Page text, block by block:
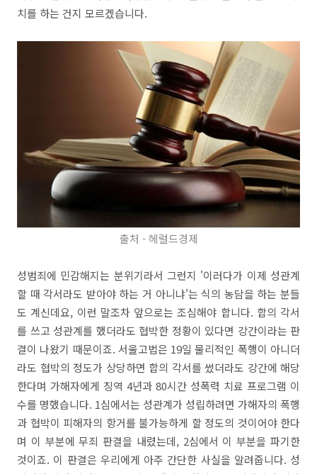
치를 하는 건지 모르겠습니다.
출처 - 헤럴드경제
성범죄에 민감해지는 분위기라서 그런지 '이러다가 이제 성관계
할 때 각서라도 받아야 하는 거 아니냐'는 식의 농담을 하는 분들
도 계신데요, 이런 말조차 앞으로는 조심해야 합니다. 합의 각서
를 쓰고 성관계를 했더라도 협박한 정황이 있다면 강간이라는 판
결이 나왔기 때문이죠. 서울고법은 19일 물리적인 폭행이 아니더
라도 협박의 정도가 상당하면 합의 각서를 썼더라도 강간에 해당
한다며 가해자에게 징역 4년과 80시간 성폭력 치료 프로그램 이
수를 명했습니다. 1심에서는 성관계가 성립하려면 가해자의 폭행
과 협박이 피해자의 항거를 불가능하게 할 정도의 것이어야 한다
며 이 부분에 무죄 판결을 내렸는데, 2심에서 이 부분을 파기한
것이죠. 이 판결은 우리에게 아주 간단한 사실을 알려줍니다. 성